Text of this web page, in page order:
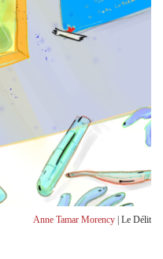
Anne Tamar Morency | Le Délit